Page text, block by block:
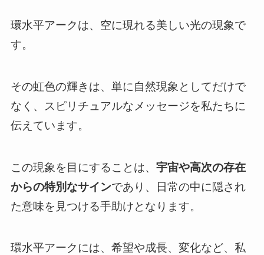
環水平アークは、空に現れる美しい光の現象で
す。
その虹色の輝きは、単に自然現象としてだけで
なく、スピリチュアルなメッセージを私たちに
伝えています。
この現象を目にすることは、 宇宙や高次の存在
からの特別なサインであり、日常の中に隠され
た意味を見つける手助けとなります。
環水平アークには、希望や成長、変化など、私